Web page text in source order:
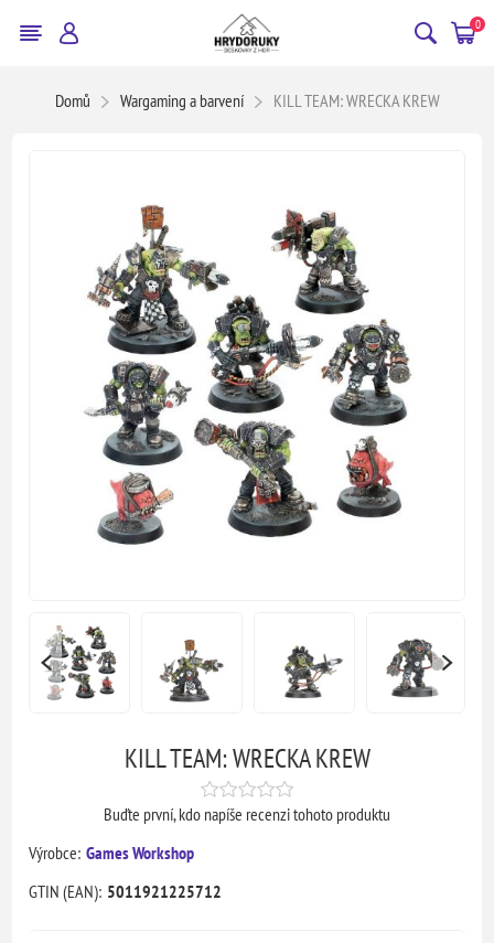
0
Domů Wargaming a barvení KILL TEAM: WRECKA KREW
KILL TEAM: WRECKA KREW
Buďte první, kdo napíše recenzi tohoto produktu
Výrobce: Games Workshop
GTIN (EAN): 5011921225712